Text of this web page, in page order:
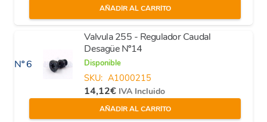
AÑADIR AL CARRITO
Nº 6
Valvula 255 - Regulador Caudal
Desagüe Nº14
Disponible
SKU: A1000215
14,12€ IVA Incluido
AÑADIR AL CARRITO